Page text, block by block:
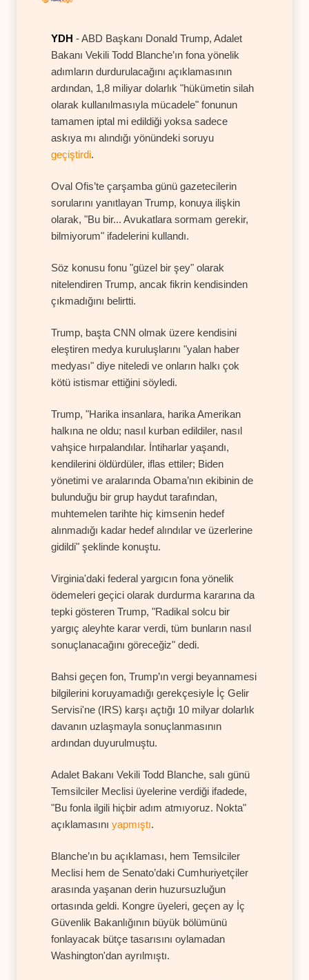
YDH - ABD Başkanı Donald Trump, Adalet
Bakanı Vekili Todd Blanche’ın fona yönelik
adımların durdurulacağını açıklamasının
ardından, 1,8 miliyar dolarlık "hükümetin silah
olarak kullanılmasıyla mücadele" fonunun
tamamen iptal mi edildiği yoksa sadece
askıya mı alındığı yönündeki soruyu
geçiştirdi.
Oval Ofis’te çarşamba günü gazetecilerin
sorularını yanıtlayan Trump, konuya ilişkin
olarak, "Bu bir... Avukatlara sormam gerekir,
bilmiyorum" ifadelerini kullandı.
Söz konusu fonu "güzel bir şey" olarak
nitelendiren Trump, ancak fikrin kendisinden
çıkmadığını belirtti.
Trump, başta CNN olmak üzere kendisini
eleştiren medya kuruluşlarını "yalan haber
medyası" diye niteledi ve onların halkı çok
kötü istismar ettiğini söyledi.
Trump, "Harika insanlara, harika Amerikan
halkına ne oldu; nasıl kurban edildiler, nasıl
vahşice hırpalandılar. İntiharlar yaşandı,
kendilerini öldürdüler, iflas ettiler; Biden
yönetimi ve aralarında Obama’nın ekibinin de
bulunduğu bir grup haydut tarafından,
muhtemelen tarihte hiç kimsenin hedef
alınmadığı kadar hedef alındılar ve üzerlerine
gidildi" şeklinde konuştu.
Virginia'daki federal yargıcın fona yönelik
ödemeleri geçici olarak durdurma kararına da
tepki gösteren Trump, "Radikal solcu bir
yargıç aleyhte karar verdi, tüm bunların nasıl
sonuçlanacağını göreceğiz" dedi.
Bahsi geçen fon, Trump’ın vergi beyannamesi
bilgilerini koruyamadığı gerekçesiyle İç Gelir
Servisi'ne (IRS) karşı açtığı 10 milyar dolarlık
davanın uzlaşmayla sonuçlanmasının
ardından duyurulmuştu.
Adalet Bakanı Vekili Todd Blanche, salı günü
Temsilciler Meclisi üyelerine verdiği ifadede,
"Bu fonla ilgili hiçbir adım atmıyoruz. Nokta"
açıklamasını yapmıştı.
Blanche’ın bu açıklaması, hem Temsilciler
Meclisi hem de Senato’daki Cumhuriyetçiler
arasında yaşanan derin huzursuzluğun
ortasında geldi. Kongre üyeleri, geçen ay İç
Güvenlik Bakanlığının büyük bölümünü
fonlayacak bütçe tasarısını oylamadan
Washington'dan ayrılmıştı.